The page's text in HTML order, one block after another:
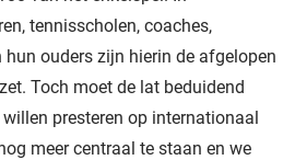
tennisscholen, coaches,
hun ouders zijn hierin de afgelopen
Toch moet de lat beduidend
presteren op internationaal
meer centraal te staan en we